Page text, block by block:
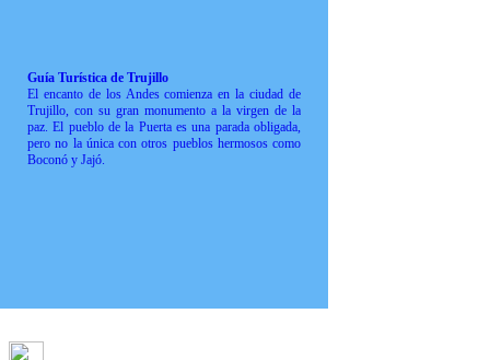
Guía Turística de Trujillo
El encanto de los Andes comienza en la ciudad de
Trujillo, con su gran monumento a la virgen de la
paz. El pueblo de la Puerta es una parada obligada,
pero no la única con otros pueblos hermosos como
Boconó y Jajó.